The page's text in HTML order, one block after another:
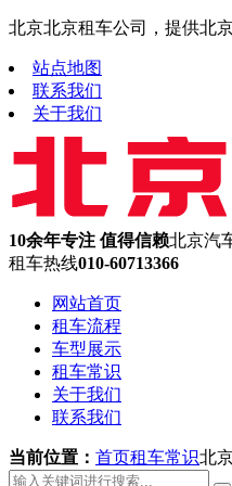
北京北京租车公司，提供北
站点地图
联系我们
关于我们
10余年专注 值得信赖北京汽
租车热线010-60713366
网站首页
租车流程
车型展示
租车常识
关于我们
联系我们
当前位置： 首页租车常识北